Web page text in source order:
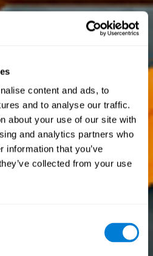
content and ads, to
and to analyse our traffic.
about your use of our site with
and analytics partners who
information that you’ve
collected from your use